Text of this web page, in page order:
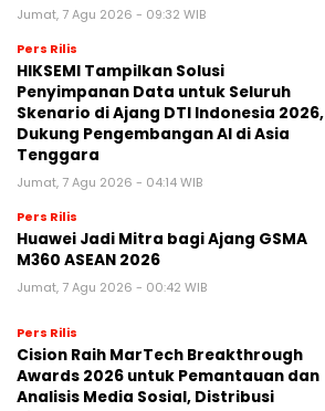
Jumat, 7 Agu 2026 - 09:32 WIB
Pers Rilis
HIKSEMI Tampilkan Solusi
Penyimpanan Data untuk Seluruh
Skenario di Ajang DTI Indonesia 2026,
Dukung Pengembangan AI di Asia
Tenggara
Jumat, 7 Agu 2026 - 04:14 WIB
Pers Rilis
Huawei Jadi Mitra bagi Ajang GSMA
M360 ASEAN 2026
Jumat, 7 Agu 2026 - 00:42 WIB
Pers Rilis
Cision Raih MarTech Breakthrough
Awards 2026 untuk Pemantauan dan
Analisis Media Sosial, Distribusi